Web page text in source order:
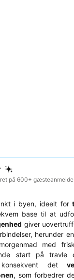
på 600+
i byen, ideelt for
base til at
giver
herunder
med
start på travle
konsekvent det
, som forbedrer